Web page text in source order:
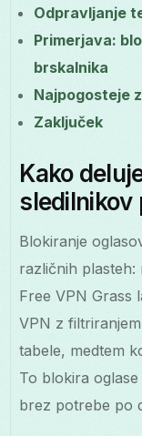
Odpravljanje
Primerjava:
brskalnika
Najpogosteje
Zaključek
Kako
sledilnikov
Blokiranje
različnih plasteh:
Free VPN Grass
VPN z
tabele, medtem
To blokira
brez potrebe po